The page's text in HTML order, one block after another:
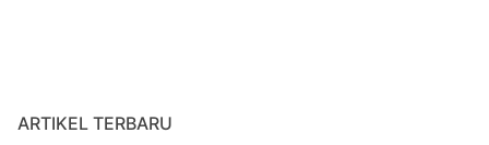
ARTIKEL TERBARU